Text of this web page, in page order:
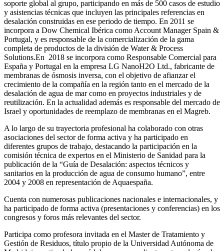
soporte global al grupo, participando en más de 500 casos de estudio
y asistencias técnicas que incluyen las principales referencias en
desalación construidas en ese periodo de tiempo. En 2011 se
incorpora a Dow Chemical Ibérica como Account Manager Spain &
Portugal, y es responsable de la comercialización de la gama
completa de productos de la división de Water & Process
Solutions.En 2018 se incorpora como Responsable Comercial para
España y Portugal en la empresa LG NanoH2O Ltd., fabricante de
membranas de ósmosis inversa, con el objetivo de afianzar el
crecimiento de la compañía en la región tanto en el mercado de la
desalación de agua de mar como en proyectos industriales y de
reutilización. En la actualidad además es responsable del mercado de
Israel y oportunidades de reemplazo de membranas en el Magreb.
A lo largo de su trayectoria profesional ha colaborado con otras
asociaciones del sector de forma activa y ha participado en
diferentes grupos de trabajo, destacando la participación en la
comisión técnica de expertos en el Ministerio de Sanidad para la
publicación de la “Guía de Desalación: aspectos técnicos y
sanitarios en la producción de agua de consumo humano”, entre
2004 y 2008 en representación de Aquaespaña.
Cuenta con numerosas publicaciones nacionales e internacionales, y
ha participado de forma activa (presentaciones y conferencias) en los
congresos y foros más relevantes del sector.
Participa como profesora invitada en el Master de Tratamiento y
Gestión de Residuos, título propio de la Universidad Autónoma de